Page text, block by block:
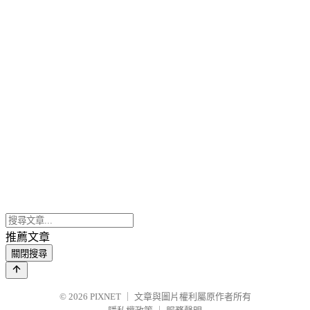
推薦文章
關閉搜尋
© 2026 PIXNET
文章與圖片權利屬原作者所有